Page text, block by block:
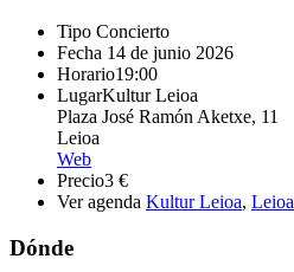
Tipo Concierto
Fecha 14 de junio 2026
Horario19:00
LugarKultur Leioa
Plaza José Ramón Aketxe, 11
Leioa
Web
Precio3 €
Ver agenda Kultur Leioa, Leioa
Dónde